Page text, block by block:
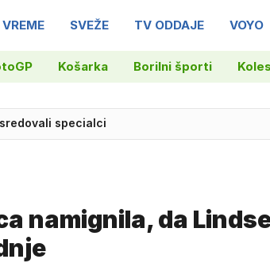
VREME SVEŽE TV ODDAJE VOYO
Košarka Borilni športi
specialci
namignila, da